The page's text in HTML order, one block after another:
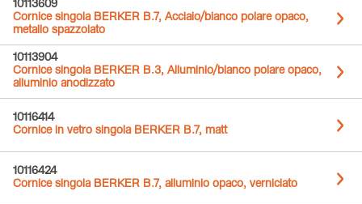
10113609
Cornice singola BERKER B.7, Acciaio/bianco polare opaco,
metallo spazzolato
10113904
Cornice singola BERKER B.3, Alluminio/bianco polare opaco,
alluminio anodizzato
10116414
Cornice in vetro singola BERKER B.7, matt
10116424
Cornice singola BERKER B.7, alluminio opaco, verniciato